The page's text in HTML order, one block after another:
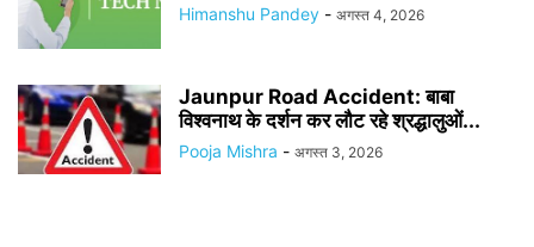
Himanshu Pandey - अगस्त 4, 2026
Jaunpur Road Accident: बाबा
विश्वनाथ के दर्शन कर लौट रहे श्रद्धालुओं...
Pooja Mishra - अगस्त 3, 2026